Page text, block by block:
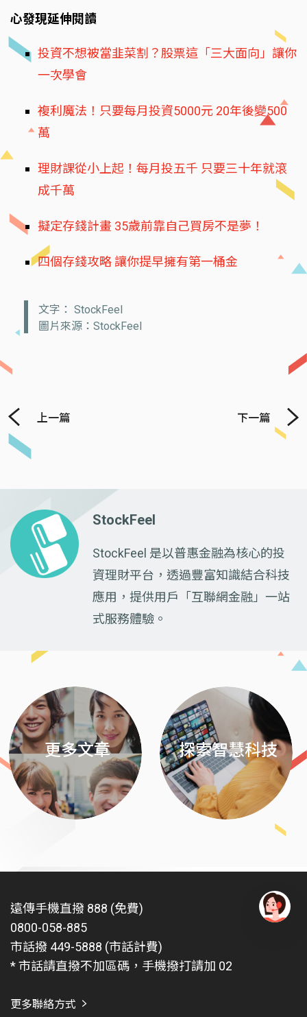
心發現延伸閱讀
投資不想被當韭菜割？股票這「三大面向」讓你
一次學會
複利魔法！只要每月投資5000元 20年後變500
萬
理財課從小上起！每月投五千 只要三十年就滾
成千萬
擬定存錢計畫 35歲前靠自己買房不是夢！
四個存錢攻略 讓你提早擁有第一桶金
文字： StockFeel
圖片來源：StockFeel
上一篇 下一篇
StockFeel
StockFeel 是以普惠金融為核心的投
資理財平台，透過豐富知識結合科技
應用，提供用戶「互聯網金融」一站
式服務體驗。
Previous
更多文章 探索智慧科技
Next
遠傳手機直撥 888 (免費)
0800-058-885
市話撥 449-5888 (市話計費)
* 市話請直撥不加區碼，手機撥打請加 02
更多聯絡方式